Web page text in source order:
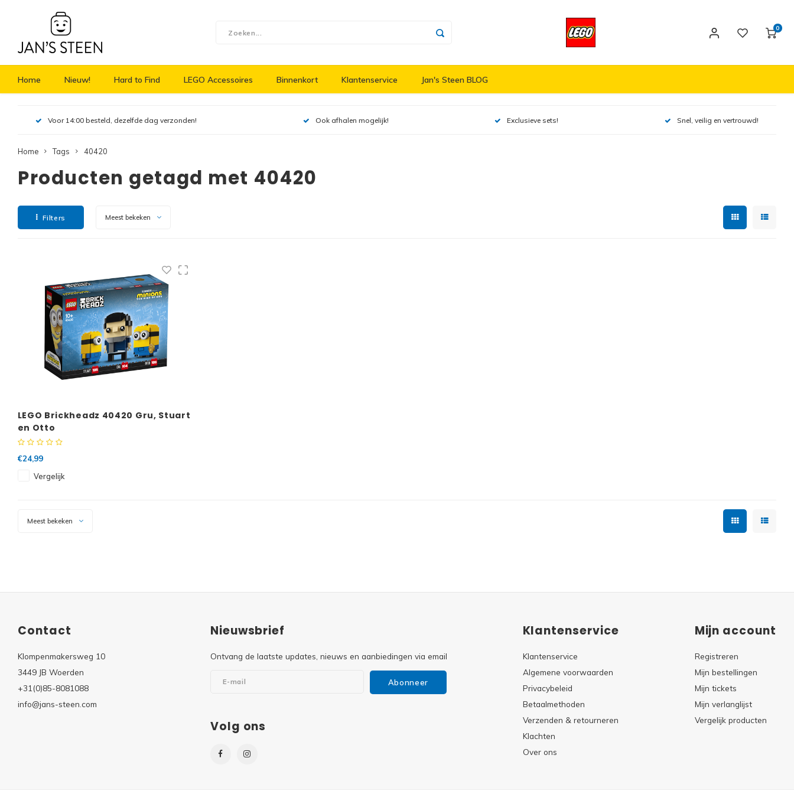
0
Home Nieuw! Hard to Find LEGO Accessoires Binnenkort Klantenservice Jan's Steen BLOG
Voor 14:00 besteld, dezelfde dag verzonden! Ook afhalen mogelijk! Exclusieve sets! Snel, veilig en vertrouwd!
Home Tags 40420
Producten getagd met 40420
Filters Meest bekeken
LEGO Brickheadz 40420 Gru, Stuart
en Otto
€24,99
Vergelijk
Meest bekeken
Contact
Klompenmakersweg 10
3449 JB Woerden
+31(0)85-8081088
info@jans-steen.com
Nieuwsbrief
Ontvang de laatste updates, nieuws en aanbiedingen via email
Abonneer
Volg ons
Klantenservice
Klantenservice
Algemene voorwaarden
Privacybeleid
Betaalmethoden
Verzenden & retourneren
Klachten
Over ons
Mijn account
Registreren
Mijn bestellingen
Mijn tickets
Mijn verlanglijst
Vergelijk producten